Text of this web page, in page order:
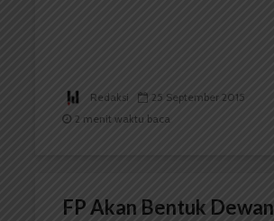
Redaksi
25 September 2015
2 menit waktu baca
FP Akan Bentuk Dewan